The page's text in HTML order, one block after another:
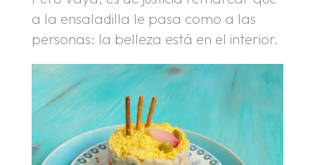
a la ensaladilla le pasa como a las
personas: la belleza está en el interior.